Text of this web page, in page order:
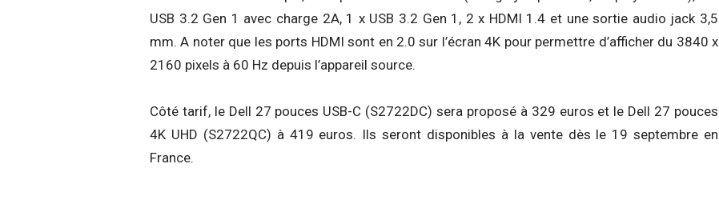
USB 3.2 Gen 1 avec charge 2A, 1 x USB 3.2 Gen 1, 2 x HDMI 1.4 et une sortie audio jack 3,5
mm. A noter que les ports HDMI sont en 2.0 sur l’écran 4K pour permettre d’afficher du 3840 x
2160 pixels à 60 Hz depuis l’appareil source.
Côté tarif, le Dell 27 pouces USB-C (S2722DC) sera proposé à 329 euros et le Dell 27 pouces
4K UHD (S2722QC) à 419 euros. Ils seront disponibles à la vente dès le 19 septembre en
France.